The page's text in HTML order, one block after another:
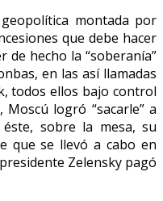
montada por
que debe hacer
de hecho la “soberanía”
en las así llamadas
todos ellos bajo control
logró “sacarle” a
sobre la mesa, su
que se llevó a cabo en
Zelensky pagó